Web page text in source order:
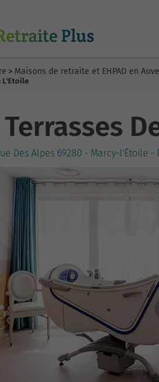
> Maisons de retraite et EHPAD en
L'Etoile
Terrasses
Des Alpes 69280 - Marcy-l'Étoile